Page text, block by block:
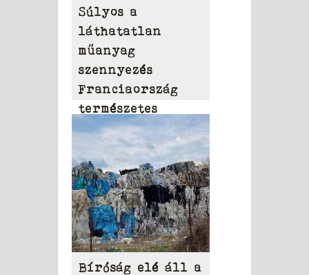
Súlyos a
láthatatlan
műanyag
szennyezés
Franciaország
természetes
vizeiben
Bíróság elé áll a